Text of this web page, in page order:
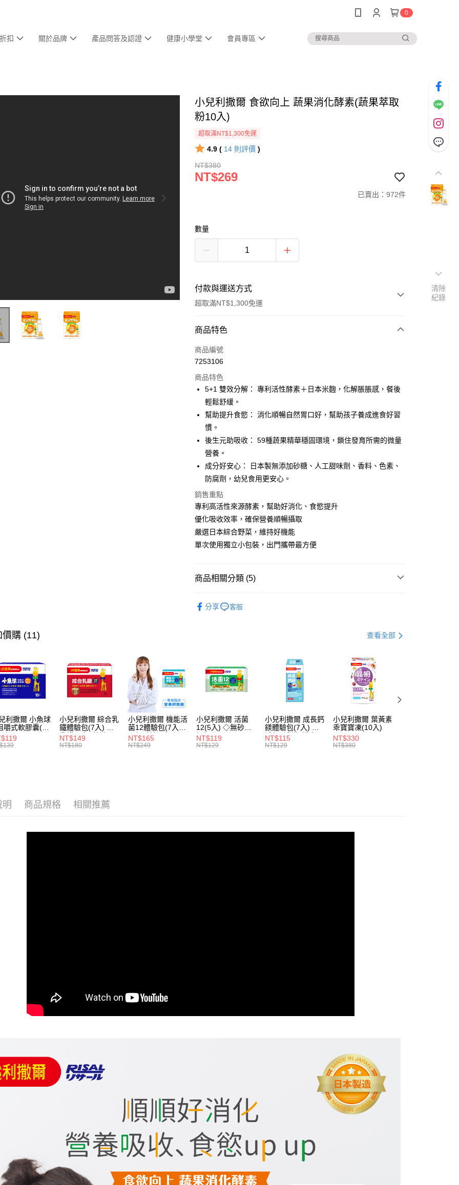
0
扣 關於品牌 產品問答及認證 健康小學堂 會員專區
小兒利撒爾 食欲向上 蔬果消化酵素(蔬果萃取
粉10入)
超取滿NT$1,300免運
4.9 ( 14 則評價 )
NT$380
NT$269
已賣出：972件
數量
付款與運送方式
超取滿NT$1,300免運
付款方式
信用卡一次付款
LINE Pay
Apple Pay
街口支付
悠遊付
Google Pay
全盈+PAY
大哥付你分期
相關說明
【大哥付你分期使用說明】
1.本服務由台灣大哥大提供，台灣大哥大用戶可立即使用無須另外申請。
2.付款方式選擇「大哥付你分期」，訂單成立後會自動跳轉到大哥付的交易
流程，驗證手機門號後，選擇欲分期的期數、繳款截止日，確認付款後即
4.訂單成立30分鐘內，如未前往確認交易或遇審核未通過，訂單將自動取
【繳款方式說明】
2.透過簡訊連結打開帳單後，可選擇「超商條碼／台灣大直營門市／銀行轉
1.本服務係由「台灣大哥大股份有限公司」（以下簡稱本公司）所提供，讓
用戶於交易時，得透過本服務購買商品或服務，並由商店將買賣／分期付
款買賣價金債權讓與本公司後，依約使用本公司帳單繳交帳款。
2.基於同意付款使用「大哥付你分期」之契約關係目的，商店將以您的個人
資料（包含姓名、電話或地址）提供予台灣大哥大進項蒐集、處理及利
用，由本公司與您本人進行分期帳單所需資料之確認、核對及更正。
3.完整用戶服務條款，請詳閱以下連結：https://oppay.tw/userRule
AFTEE先享後付
相關說明
１．簡單：不需註冊會員、不需綁卡、不需儲值。
／ATM／網路銀行／等多元方式進行付款，方視為交易完成。
※ 請注意：結帳手續完成當下不需立刻繳費，但若您需要取消訂單，請聯
絡購買商品的店家。未經商家同意取消之訂單仍視為有效，需透過AFTEE
先享後付繳納相關費用。
※ 交易是否成功請以「AFTEE先享後付 」之結帳頁面顯示為準，若有關於
付客戶支援中心」https://netprotections.freshdesk.com/support/home
【注意事項】
１．透過由恩沛科技股份有限公司提供之「AFTEE先享後付」服務完成之
全家取貨付款
每筆NT$65，滿NT$1,300(含以上)免運費
宅配
每筆NT$85，滿NT$1,300(含以上)免運費
商品特色
商品編號
7253106
商品特色
5+1 雙效分解： 專利活性酵素＋日本米麴，化解脹脹感，餐後
輕鬆舒緩。
幫助提升食慾： 消化順暢自然胃口好，幫助孩子養成進食好習
慣。
後生元助吸收： 59種蔬果精華穩固環境，鎖住發育所需的微量
營養。
成分好安心： 日本製無添加砂糖、人工甜味劑、香料、色素、
防腐劑，幼兒食用更安心。
銷售重點
專利高活性來源酵素，幫助好消化、食慾提升
優化吸收效率，確保營養順暢攝取
嚴選日本綜合野菜，維持好機能
單次使用獨立小包裝，出門攜帶最方便
商品相關分類 (5)
🏆新會員免運｜明星商品推薦
分享 客服
價購 (11) 查看全部
利撒爾 小魚球
嚼式軟膠囊(10
◇OMEGA-
小兒利撒爾 綜合乳
鐵體驗包(7入) ◇
乳鐵蛋白+藻精蛋
白+DHA藻油+專利
NT$149
NT$180
小兒利撒爾 機能活
菌12體驗包(7入)
◇無砂糖添加◇
NT$165
NT$249
小兒利撒爾 活菌
12(5入) ◇無砂糖
添加◇
NT$119
NT$129
小兒利撒爾 成長鈣
鎂體驗包(7入) ◇
補鈣+補鎂+護齒配
方◇
NT$115
NT$129
小兒利撒爾 葉黃素
乖寶寶凍(10入)
NT$330
NT$380
明 商品規格 相關推薦
清除
紀錄